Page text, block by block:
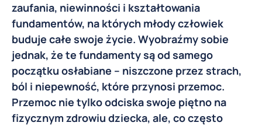
zaufania, niewinności i kształtowania
fundamentów, na których młody człowiek
buduje całe swoje życie. Wyobraźmy sobie
jednak, że te fundamenty są od samego
początku osłabiane – niszczone przez strach,
ból i niepewność, które przynosi przemoc.
Przemoc nie tylko odciska swoje piętno na
fizycznym zdrowiu dziecka, ale, co często